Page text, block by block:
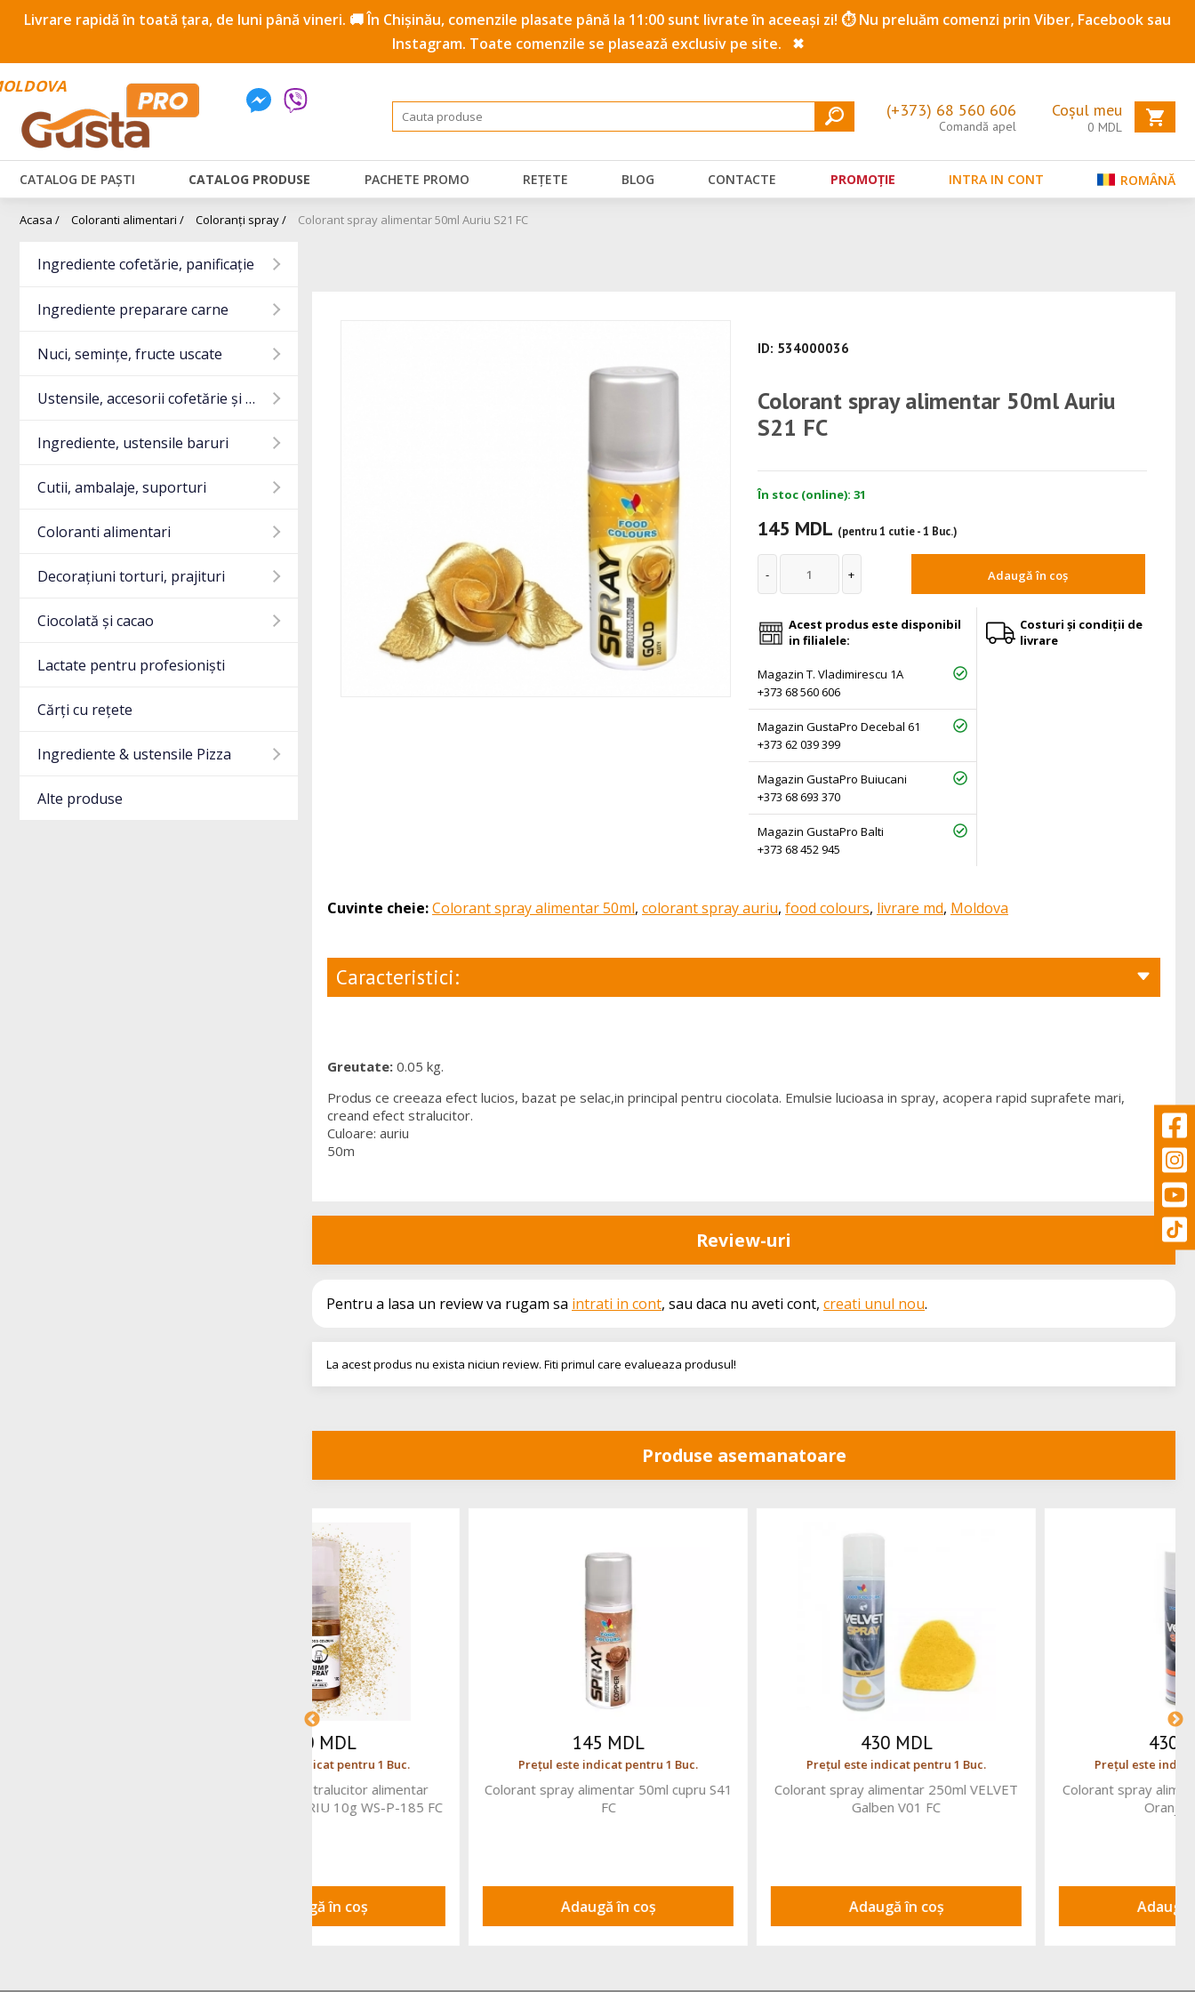
Livrare rapidă în toată țara, de luni până vineri. 🚚 În Chișinău, comenzile plasate până la 11:00 sunt livrate în aceeași zi! ⏱️ Nu preluăm comenzi prin Viber, Facebook sau
Instagram. Toate comenzile se plasează exclusiv pe site.
✖
Coșul meu
0 MDL
(+373) 68 560 606
Comandă apel
CATALOG DE PAȘTI CATALOG PRODUSE PACHETE PROMO REȚETE BLOG CONTACTE PROMOȚIE INTRA IN CONT ROMÂNĂ
Acasa / Coloranti alimentari / Coloranți spray / Colorant spray alimentar 50ml Auriu S21 FC
Ingrediente cofetărie, panificație
Ingrediente preparare carne
Nuci, semințe, fructe uscate
Ustensile, accesorii cofetărie și gatit
Ingrediente, ustensile baruri
Cutii, ambalaje, suporturi
Coloranti alimentari
Decorațiuni torturi, prajituri
Ciocolată și cacao
Lactate pentru profesioniști
Cărți cu rețete
Ingrediente & ustensile Pizza
Alte produse
ID: 534000036
Colorant spray alimentar 50ml Auriu
S21 FC
În stoc (online): 31
145 MDL (pentru 1 cutie - 1 Buc.)
Adaugă în coș
Acest produs este disponibil
in filialele:
Magazin T. Vladimirescu 1A
+373 68 560 606
Magazin GustaPro Decebal 61
+373 62 039 399
Magazin GustaPro Buiucani
+373 68 693 370
Magazin GustaPro Balti
+373 68 452 945
Costuri și condiții de
livrare
Cuvinte cheie:Colorant spray alimentar 50ml, colorant spray auriu, food colours, livrare md, Moldova
Caracteristici:
Greutate: 0.05 kg.
Produs ce creeaza efect lucios, bazat pe selac,in principal pentru ciocolata. Emulsie lucioasa in spray, acopera rapid suprafete mari,
creand efect stralucitor.
Culoare: auriu
50m
Review-uri
Pentru a lasa un review va rugam sa intrati in cont, sau daca nu aveti cont, creati unul nou.
La acest produs nu exista niciun review. Fiti primul care evalueaza produsul!
Produse asemanatoare
Prețul este indicat pentru 1 Buc.
Colorant spray alimentar 250ml VELVET
Oranj V05 FC
Prețul este indicat pentru 1 Buc
Colorant spray alimentar VELVET
Prețul este indicat pentru 1 Buc.
Colorant spray alimentar 250ml Auriu